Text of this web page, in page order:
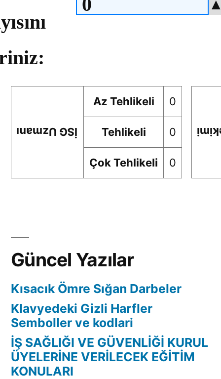
İSG Uzmanı
Az Tehlikeli 0
Tehlikeli 0
Çok Tehlikeli 0
Güncel Yazılar
Kısacık Ömre Sığan Darbeler
Klavyedeki Gizli Harfler
Semboller ve kodlari
İŞ SAĞLIĞI VE GÜVENLİĞİ KURUL
ÜYELERİNE VERİLECEK EĞİTİM
KONULARI